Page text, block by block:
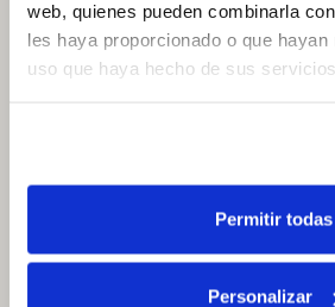
web, quienes pueden combinarla
les haya proporcionado o que
uso que haya hecho de sus
Permitir todas
Personalizar
Barbería Nebro
Abrir en Google
Maps